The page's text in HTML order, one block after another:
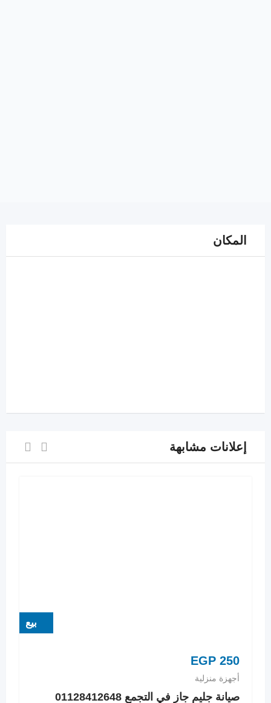
المكان
إعلانات مشابهة
بيع
EGP 250
أجهزة منزلية
صيانة جليم جاز في التجمع 01128412648